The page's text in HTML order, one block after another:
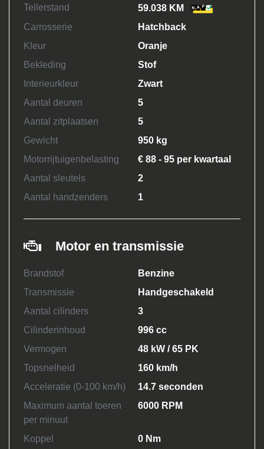
Tellerstand
59.038 KM
Carrosserie
Hatchback
Kleur
Oranje
Bekleding
Stof
Interieurkleur
Zwart
Aantal deuren
5
Aantal zitplaatsen
5
Gewicht
950 kg
Motorrijtuigenbelasting
€ 88 - 95 per kwartaal
Aantal sleutels
2
Aantal handzenders
1
Motor en transmissie
Brandstof
Benzine
Transmissie
Handgeschakeld
Aantal cilinders
3
Cilinderinhoud
996 cc
Vermogen
48 kW / 65 PK
Topsnelheid
160 km/h
Acceleratie (0-100 km/h)
14.7 seconden
Maximum aantal toeren
per minuut
6000 RPM
Koppel
0 Nm